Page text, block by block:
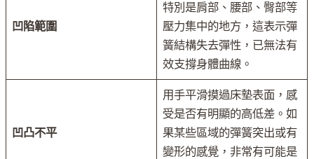
凹陷範圍
特別是肩部、腰部、臀部等
壓力集中的地方，這表示彈
簧結構失去彈性，已無法有
效支撐身體曲線。
凹凸不平
用手平滑摸過床墊表面，感
受是否有明顯的高低差。如
果某些區域的彈簧突出或有
變形的感覺，非常有可能是